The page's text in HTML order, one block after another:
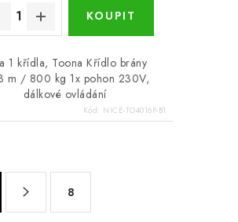
1 křídla, Toona Křídlo brány
m / 800 kg 1x pohon 230V,
dálkové ovládání
Kód: NICE-TO4016P-B1
8